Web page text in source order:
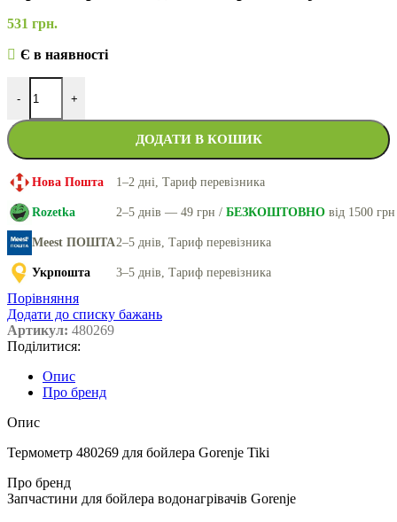
531 грн.
Є в наявності
- +
ДОДАТИ В КОШИК
Нова Пошта 1–2 дні, Тариф перевізника
Rozetka 2–5 днів — 49 грн / БЕЗКОШТОВНО від 1500 грн
Meest ПОШТА2–5 днів, Тариф перевізника
Укрпошта 3–5 днів, Тариф перевізника
Порівняння
Додати до списку бажань
Артикул: 480269
Поділитися:
Опис
Про бренд
Опис
Термометр 480269 для бойлера Gorenje Tiki
Про бренд
Запчастини для бойлера водонагрівачів Gorenje